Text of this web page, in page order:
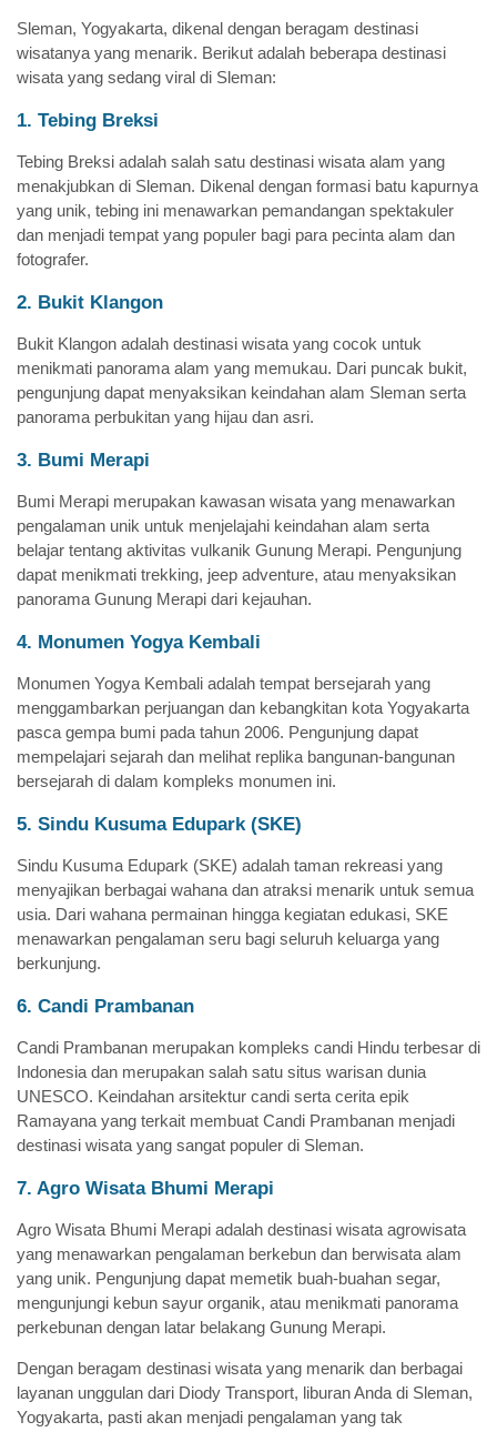
Sleman, Yogyakarta, dikenal dengan beragam destinasi
wisatanya yang menarik. Berikut adalah beberapa destinasi
wisata yang sedang viral di Sleman:
1. Tebing Breksi
Tebing Breksi adalah salah satu destinasi wisata alam yang
menakjubkan di Sleman. Dikenal dengan formasi batu kapurnya
yang unik, tebing ini menawarkan pemandangan spektakuler
dan menjadi tempat yang populer bagi para pecinta alam dan
fotografer.
2. Bukit Klangon
Bukit Klangon adalah destinasi wisata yang cocok untuk
menikmati panorama alam yang memukau. Dari puncak bukit,
pengunjung dapat menyaksikan keindahan alam Sleman serta
panorama perbukitan yang hijau dan asri.
3. Bumi Merapi
Bumi Merapi merupakan kawasan wisata yang menawarkan
pengalaman unik untuk menjelajahi keindahan alam serta
belajar tentang aktivitas vulkanik Gunung Merapi. Pengunjung
dapat menikmati trekking, jeep adventure, atau menyaksikan
panorama Gunung Merapi dari kejauhan.
4. Monumen Yogya Kembali
Monumen Yogya Kembali adalah tempat bersejarah yang
menggambarkan perjuangan dan kebangkitan kota Yogyakarta
pasca gempa bumi pada tahun 2006. Pengunjung dapat
mempelajari sejarah dan melihat replika bangunan-bangunan
bersejarah di dalam kompleks monumen ini.
5. Sindu Kusuma Edupark (SKE)
Sindu Kusuma Edupark (SKE) adalah taman rekreasi yang
menyajikan berbagai wahana dan atraksi menarik untuk semua
usia. Dari wahana permainan hingga kegiatan edukasi, SKE
menawarkan pengalaman seru bagi seluruh keluarga yang
berkunjung.
6. Candi Prambanan
Candi Prambanan merupakan kompleks candi Hindu terbesar di
Indonesia dan merupakan salah satu situs warisan dunia
UNESCO. Keindahan arsitektur candi serta cerita epik
Ramayana yang terkait membuat Candi Prambanan menjadi
destinasi wisata yang sangat populer di Sleman.
7. Agro Wisata Bhumi Merapi
Agro Wisata Bhumi Merapi adalah destinasi wisata agrowisata
yang menawarkan pengalaman berkebun dan berwisata alam
yang unik. Pengunjung dapat memetik buah-buahan segar,
mengunjungi kebun sayur organik, atau menikmati panorama
perkebunan dengan latar belakang Gunung Merapi.
Dengan beragam destinasi wisata yang menarik dan berbagai
layanan unggulan dari Diody Transport, liburan Anda di Sleman,
Yogyakarta, pasti akan menjadi pengalaman yang tak